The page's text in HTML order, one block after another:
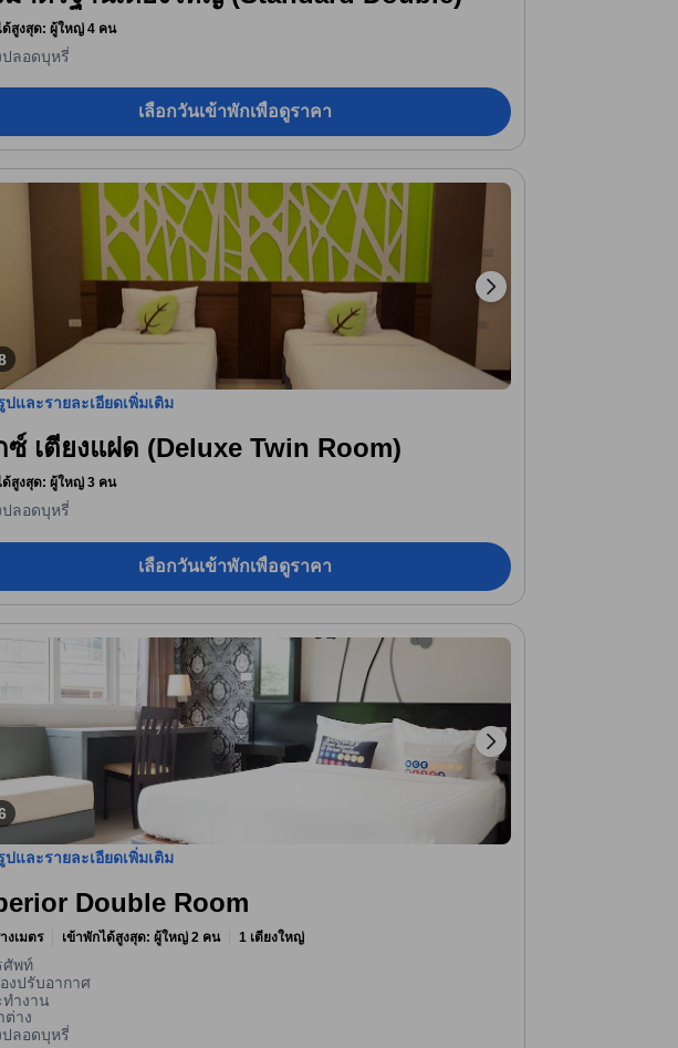
ด้สูงสุด: ผู้ใหญ่ 4 คน
ปลอดบุหรี่
เลือกวันเข้าพักเพื่อดูราคา
ปและรายละเอียดเพิ่มเติม
เตียงแฝด (Deluxe Twin Room)
ด้สูงสุด: ผู้ใหญ่ 3 คน
ปลอดบุหรี่
เลือกวันเข้าพักเพื่อดูราคา
ปและรายละเอียดเพิ่มเติม
Double Room
งเมตร เข้าพักได้สูงสุด: ผู้ใหญ่ 2 คน 1 เตียงใหญ่
ศัพท์
งปรับอากาศ
ำงาน
ต่าง
ปลอดบุหรี่